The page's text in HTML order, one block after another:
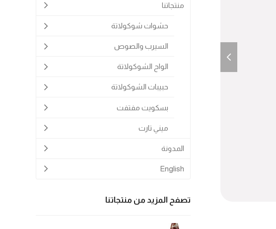
slide
منتجاتنا
حشوات شوكولاتة
السيرب والصوص
الواح الشوكولاتة
حبيبات الشوكولاتة
بسكويت مفتفت
ميني تارت
المدونة
English
تصفح المزيد من منتجاتنا